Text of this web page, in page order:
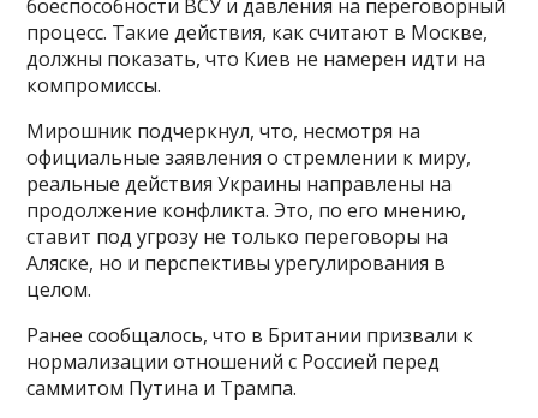
боеспособности ВСУ и давления на переговорный
процесс. Такие действия, как считают в Москве,
должны показать, что Киев не намерен идти на
компромиссы.
Мирошник подчеркнул, что, несмотря на
официальные заявления о стремлении к миру,
реальные действия Украины направлены на
продолжение конфликта. Это, по его мнению,
ставит под угрозу не только переговоры на
Аляске, но и перспективы урегулирования в
целом.
Ранее сообщалось, что в Британии призвали к
нормализации отношений с Россией перед
саммитом Путина и Трампа.